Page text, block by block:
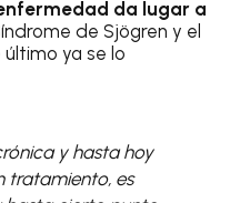
da lugar a
de Sjögren y el
ya se lo
y hasta hoy
tratamiento, es